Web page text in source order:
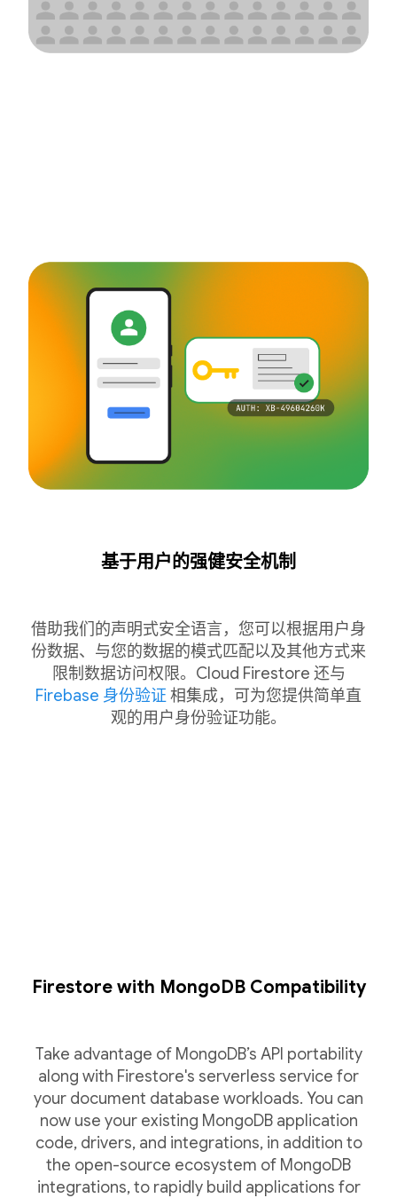
基于用户的强健安全机制
借助我们的声明式安全语言，您可以根据用户身
份数据、与您的数据的模式匹配以及其他方式来
限制数据访问权限。Cloud Firestore 还与
Firebase 身份验证 相集成，可为您提供简单直
观的用户身份验证功能。
Firestore with MongoDB Compatibility
Take advantage of MongoDB’s API portability
along with Firestore's serverless service for
your document database workloads. You can
now use your existing MongoDB application
code, drivers, and integrations, in addition to
the open-source ecosystem of MongoDB
integrations, to rapidly build applications for